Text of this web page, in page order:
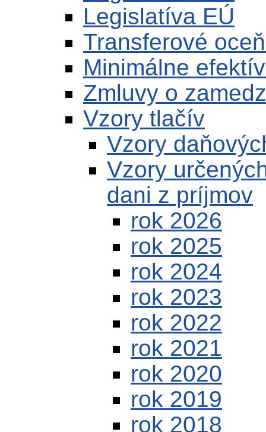
Legislatíva EÚ
Transferové
Minimálne
Zmluvy o
Vzory tlačív
Vzory
Vzory
dani z príjmov
rok 2026
rok 2025
rok 2024
rok 2023
rok 2022
rok 2021
rok 2020
rok 2019
rok 2018